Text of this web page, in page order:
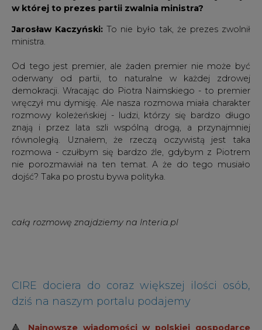
w której to prezes partii zwalnia ministra?
Jarosław Kaczyński:To nie było tak, że prezes zwolnił
ministra.
Od tego jest premier, ale żaden premier nie może być
oderwany od partii, to naturalne w każdej zdrowej
demokracji. Wracając do Piotra Naimskiego - to premier
wręczył mu dymisję. Ale nasza rozmowa miała charakter
rozmowy koleżeńskiej - ludzi, którzy się bardzo długo
znają i przez lata szli wspólną drogą, a przynajmniej
równoległą. Uznałem, że rzeczą oczywistą jest taka
rozmowa - czułbym się bardzo źle, gdybym z Piotrem
nie porozmawiał na ten temat. A że do tego musiało
dojść? Taka po prostu bywa polityka.
całą rozmowę znajdziemy na Interia.pl
CIRE dociera do coraz większej ilości osób,
dziś na naszym portalu podajemy
🔺 Najnowsze wiadomości w polskiej gospodarce